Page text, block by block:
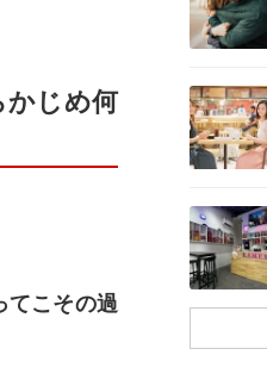
かじめ何
てこその過